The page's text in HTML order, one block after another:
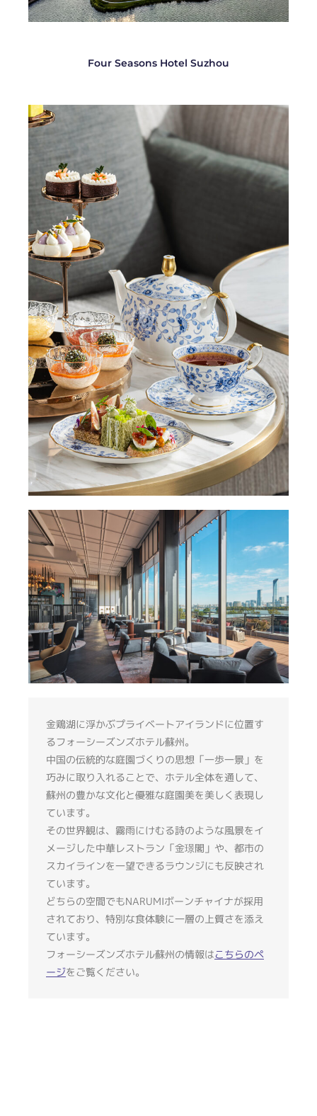
Four Seasons Hotel Suzhou
金鶏湖に浮かぶプライベートアイランドに位置す
るフォーシーズンズホテル蘇州。
中国の伝統的な庭園づくりの思想「一歩一景」を
巧みに取り入れることで、ホテル全体を通して、
蘇州の豊かな文化と優雅な庭園美を美しく表現し
ています。
その世界観は、霧雨にけむる詩のような風景をイ
メージした中華レストラン「金璟閣」や、都市の
スカイラインを一望できるラウンジにも反映され
ています。
どちらの空間でもNARUMIボーンチャイナが採用
されており、特別な食体験に一層の上質さを添え
ています。
フォーシーズンズホテル蘇州の情報はこちらのペ
ージをご覧ください。